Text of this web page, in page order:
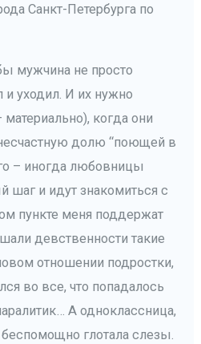
Санкт-Петербурга по
мужчина не просто
и уходил. И их нужно
когда они
долю “поющей в
– иногда любовницы
шаг и идут знакомиться с
пункте меня поддержат
девственности такие
отношении подростки,
во все, что попадалось
А одноклассница,
глотала слезы.